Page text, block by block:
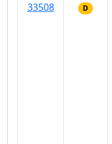
33508
D